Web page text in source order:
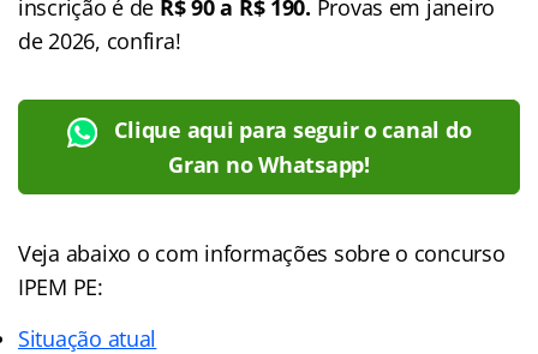
inscrição é de R$ 90 a R$ 190. Provas em janeiro
de 2026, confira!
Clique aqui para seguir o canal do
Gran no Whatsapp!
Veja abaixo o com informações sobre o concurso
IPEM PE:
Situação atual